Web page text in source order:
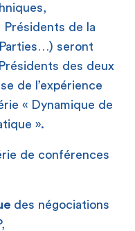
de la
seront
des deux
de l’expérience
« Dynamique de
».
de conférences
des négociations